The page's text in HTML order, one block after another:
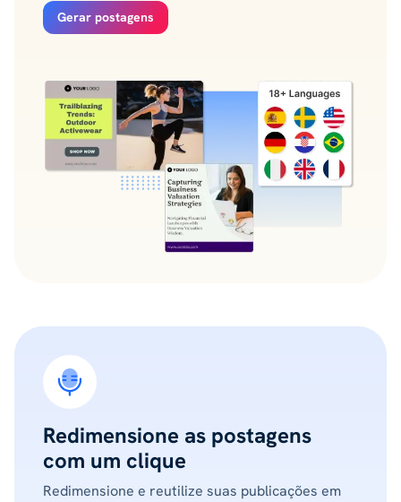
Gerar postagens
Redimensione as postagens
com um clique
Redimensione e reutilize suas publicações em